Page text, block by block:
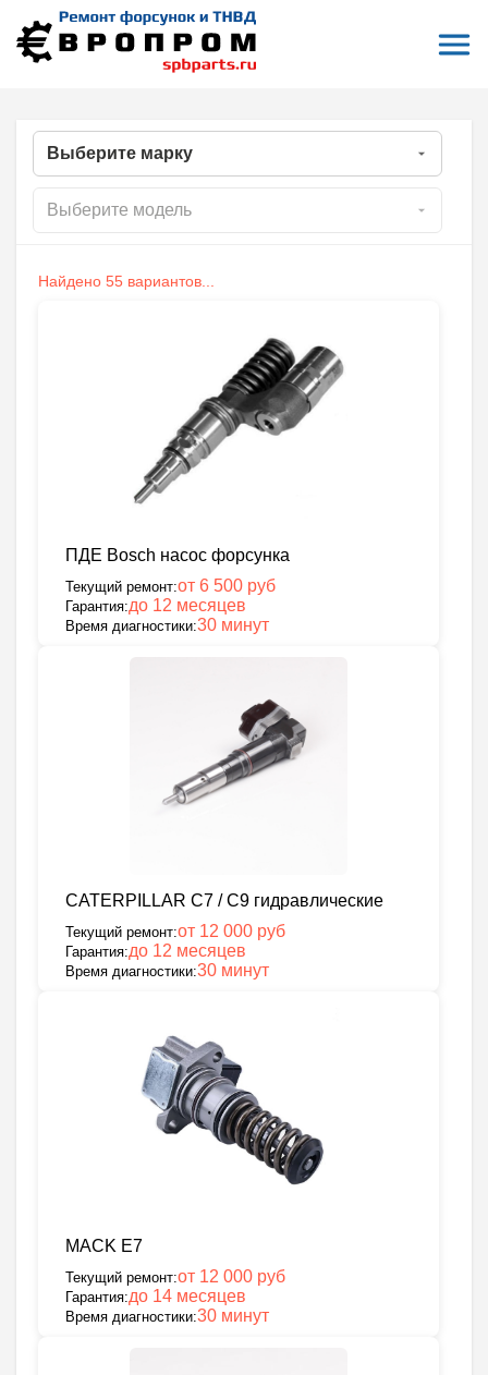
На главную Все форсунки Ремонт форсунок Freightliner
РЕМОНТ ФОРСУНОК FREIGHTLINER
Найдено 55 вариантов...
ПДЕ Bosch насос форсунка
Текущий ремонт:от 6 500 руб
Гарантия:до 12 месяцев
Время диагностики:30 минут
CATERPILLAR C7 / C9 гидравлические
Текущий ремонт:от 12 000 руб
Гарантия:до 12 месяцев
Время диагностики:30 минут
MACK E7
Текущий ремонт:от 12 000 руб
Гарантия:до 14 месяцев
Время диагностики:30 минут